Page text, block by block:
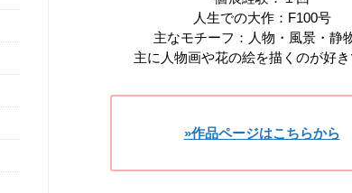
人生での大作：F100号
主なモチーフ：人物・風景・静
主に人物画や花の絵を描くのが好き
»作品ページはこちらから